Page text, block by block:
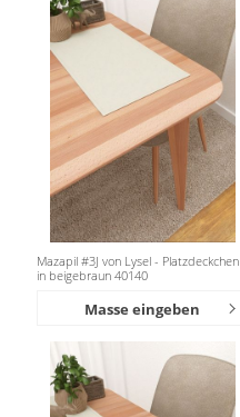
Mazapil #3J von Lysel - Platzdeckchen
in beigebraun 40140
Masse eingeben